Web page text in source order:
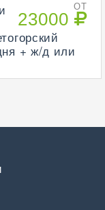
ОТ
23000
+ ж/д или